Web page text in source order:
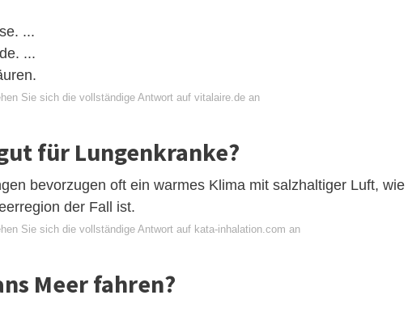
...
...
Sie sich die vollständige Antwort auf vitalaire.de an
für Lungenkranke?
bevorzugen oft ein warmes Klima mit salzhaltiger Luft, wie
der Fall ist.
Sie sich die vollständige Antwort auf kata-inhalation.com an
Meer fahren?